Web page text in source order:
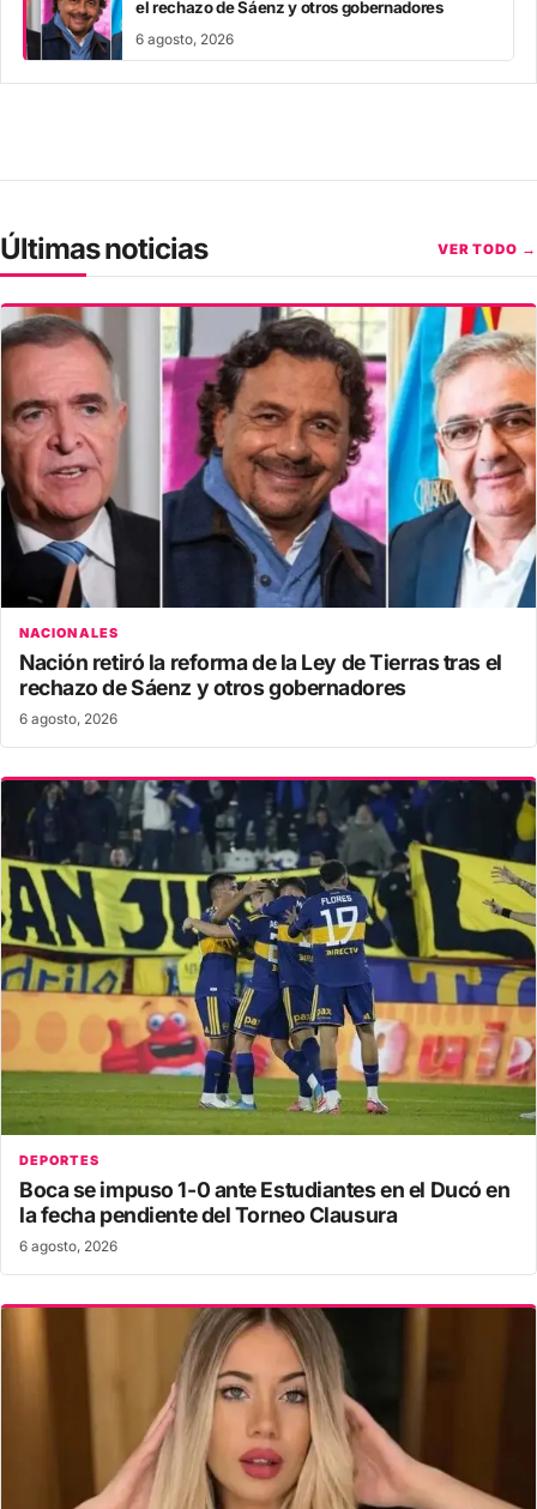
el rechazo de Sáenz y otros gobernadores
6 agosto, 2026
Últimas noticias VER TODO →
NACIONALES
Nación retiró la reforma de la Ley de Tierras tras el
rechazo de Sáenz y otros gobernadores
6 agosto, 2026
DEPORTES
Boca se impuso 1-0 ante Estudiantes en el Ducó en
la fecha pendiente del Torneo Clausura
6 agosto, 2026